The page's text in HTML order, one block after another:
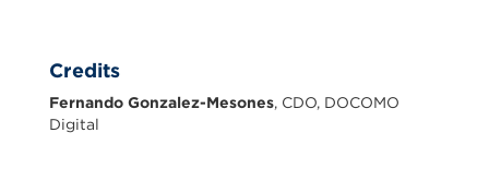
Credits
Fernando Gonzalez-Mesones, CDO, DOCOMO
Digital